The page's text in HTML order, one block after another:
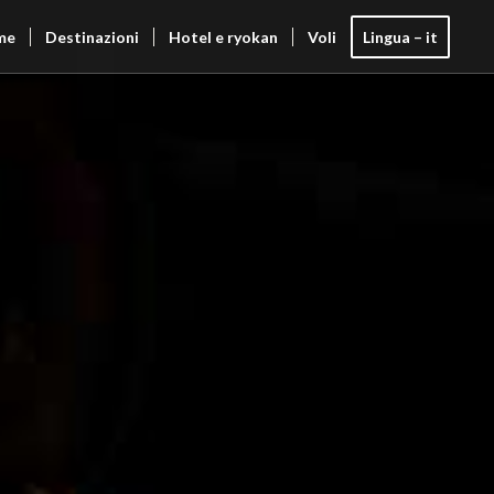
Destinazioni Hotel e ryokan Voli Lingua – it